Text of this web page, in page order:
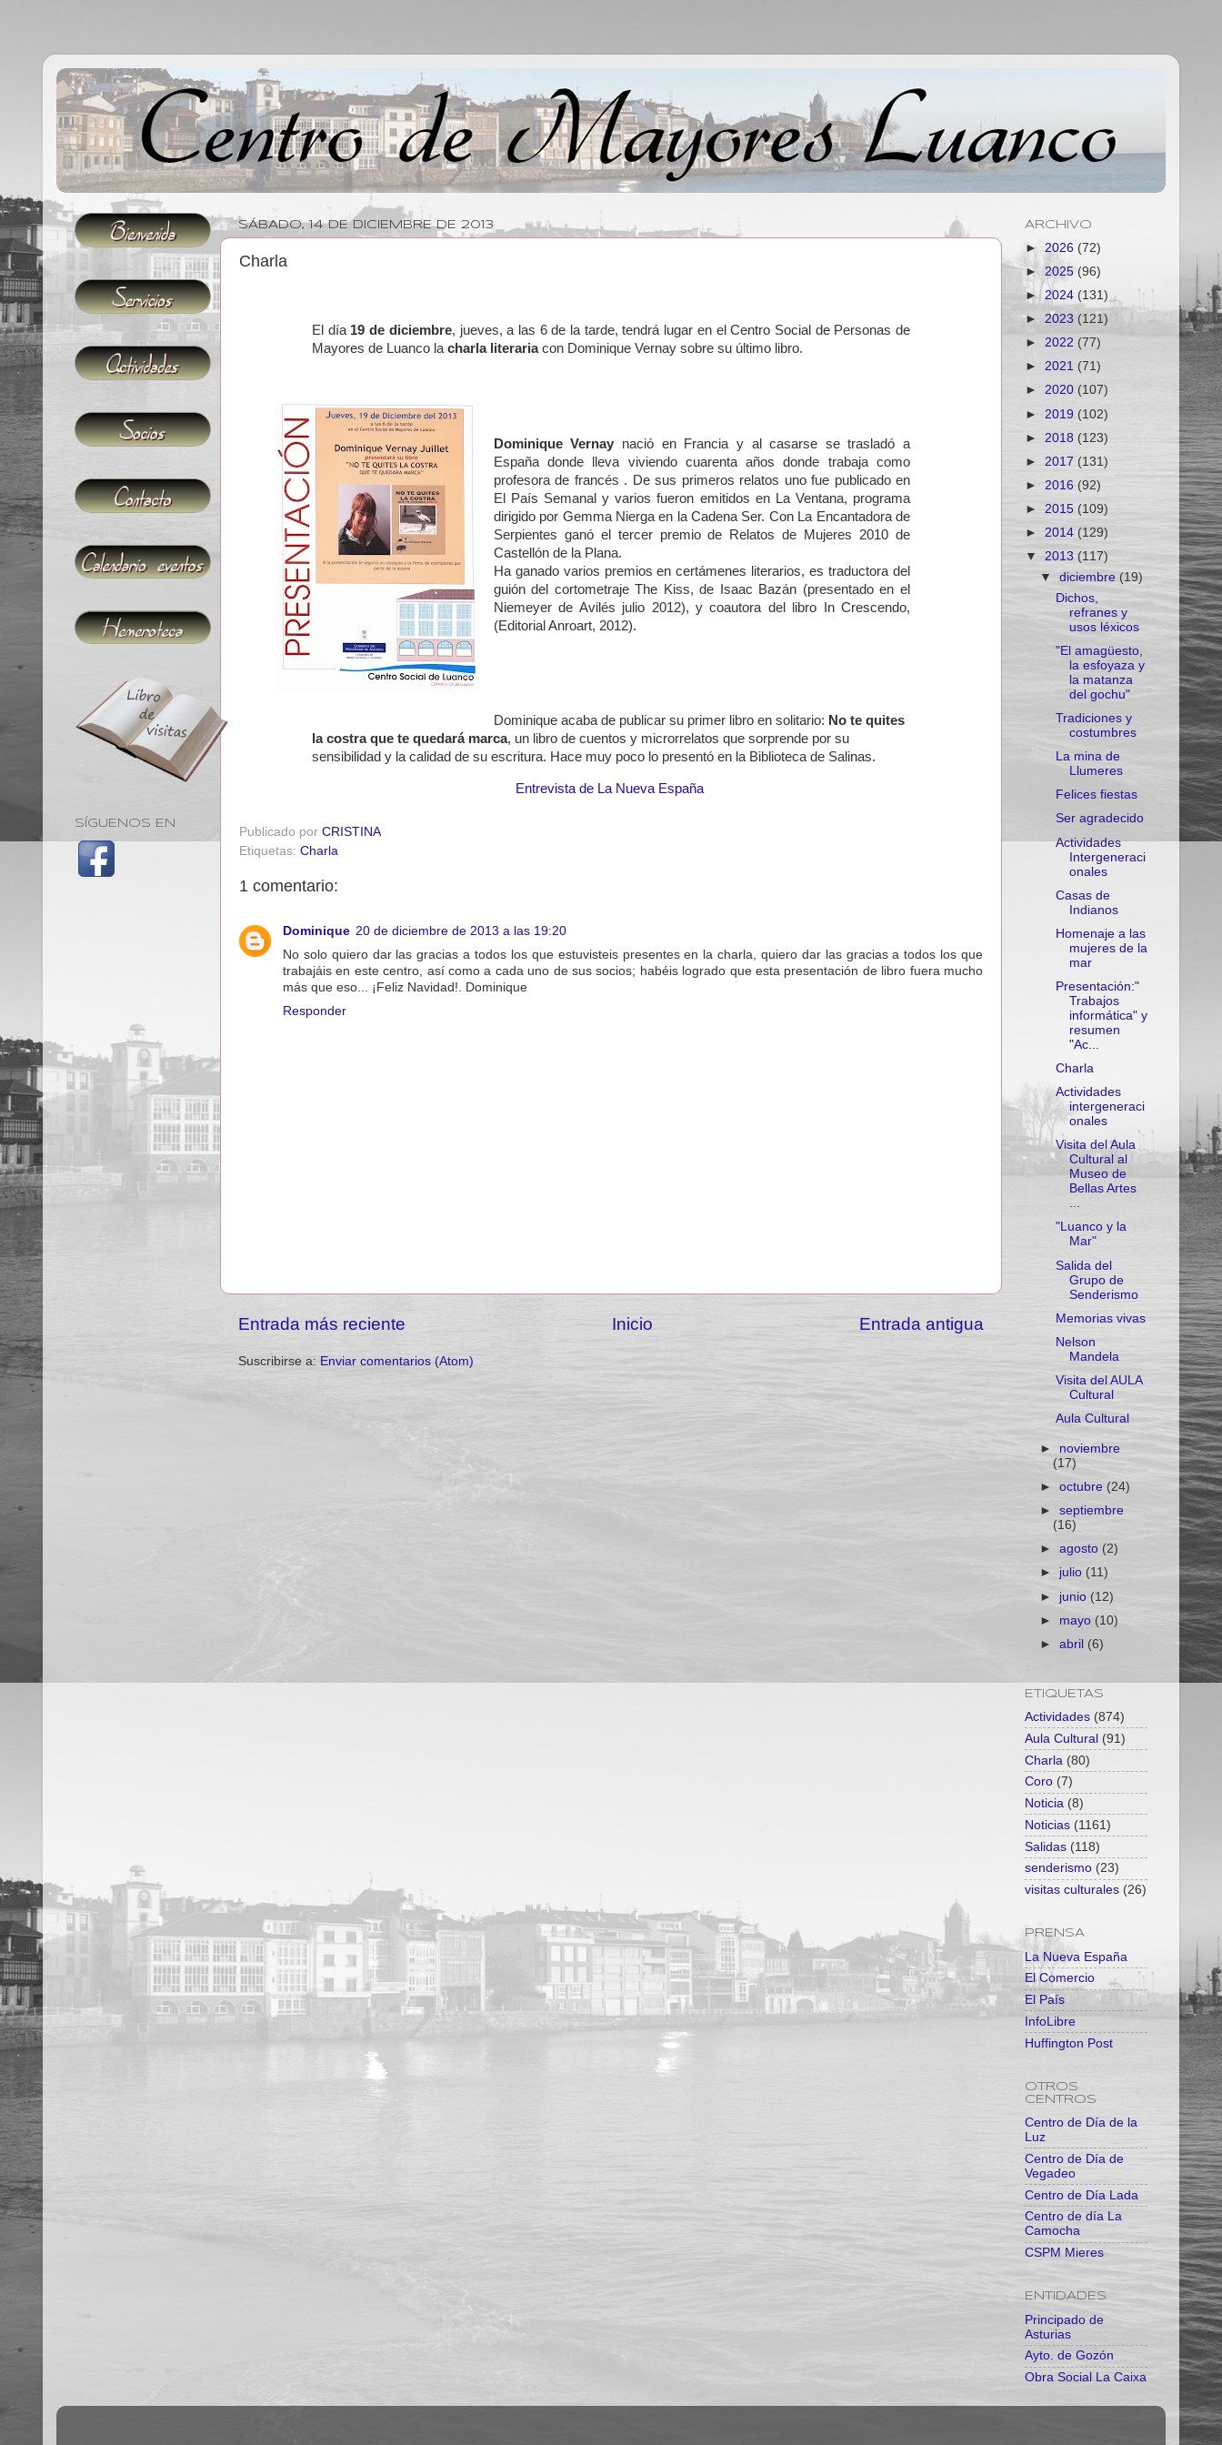
SÁBADO, 14 DE DICIEMBRE DE 2013
Charla
El día 19 de diciembre, jueves, a las 6 de la tarde, tendrá lugar en el Centro Social de Personas de
Mayores de Luanco lacharla literariacon Dominique Vernay sobre su último libro.
Dominique Vernay nació en Francia y al casarse se trasladó a
España donde lleva viviendo cuarenta añosdonde trabaja como
profesora de francés . De sus primeros relatos uno fue publicado en
El País Semanal y varios fueron emitidos en La Ventana, programa
dirigido por Gemma Nierga en la Cadena Ser. Con La Encantadora de
Serpientes ganó el tercer premio de Relatos de Mujeres 2010 de
Castellón de la Plana.
Ha ganado varios premios en certámenes literarios, es traductora del
guión del cortometraje The Kiss, de Isaac Bazán (presentado en el
Niemeyer de Avilés julio 2012), y coautora del libro In Crescendo,
(Editorial Anroart, 2012).
Dominique acaba de publicar su primer libro en solitario: No te quites
la costra que te quedará marca, un libro de cuentos y microrrelatos que sorprende por su
sensibilidad y la calidad de su escritura. Hace muy poco lo presentó en la Biblioteca de Salinas.
Entrevista de La Nueva España
Publicado por CRISTINA
Etiquetas: Charla
1 comentario:
Dominique 20 de diciembre de 2013 a las 19:20
No solo quiero dar las gracias a todos los que estuvisteis presentes en la charla, quiero dar las gracias a todos los que
trabajáis en este centro, así como a cada uno de sus socios; habéis logrado que esta presentación de libro fuera mucho
más que eso... ¡Feliz Navidad!. Dominique
Responder
Entrada más reciente Entrada antigua
Inicio
Suscribirse a: Enviar comentarios (Atom)
SÍGUENOS EN
ARCHIVO
► 2026 (72)
► 2025 (96)
► 2024 (131)
► 2023 (121)
► 2022 (77)
► 2021 (71)
► 2020 (107)
► 2019 (102)
► 2018 (123)
► 2017 (131)
► 2016 (92)
► 2015 (109)
► 2014 (129)
▼ 2013 (117)
▼diciembre (19)
Dichos,
refranes y
usos léxicos
"El amagüesto,
la esfoyaza y
la matanza
del gochu"
Tradiciones y
costumbres
La mina de
Llumeres
Felices fiestas
Ser agradecido
Actividades
Intergeneraci
onales
Casas de
Indianos
Homenaje a las
mujeres de la
mar
Presentación:"
Trabajos
informática" y
resumen
"Ac...
Charla
Actividades
intergeneraci
onales
Visita del Aula
Cultural al
Museo de
Bellas Artes
...
"Luanco y la
Mar"
Salida del
Grupo de
Senderismo
Memorias vivas
Nelson
Mandela
Visita del AULA
Cultural
Aula Cultural
► noviembre
(17)
►octubre (24)
►septiembre
(16)
►agosto (2)
► julio (11)
► junio(12)
► mayo(10)
►abril (6)
ETIQUETAS
Actividades (874)
Aula Cultural (91)
Charla (80)
Coro (7)
Noticia (8)
Noticias (1161)
Salidas (118)
senderismo (23)
visitas culturales (26)
PRENSA
La Nueva España
El Comercio
El País
InfoLibre
Huffington Post
OTROS
CENTROS
Centro de Día de la
Luz
Centro de Día de
Vegadeo
Centro de Día Lada
Centro de día La
Camocha
CSPM Mieres
ENTIDADES
Principado de
Asturias
Ayto. de Gozón
Obra Social La Caixa